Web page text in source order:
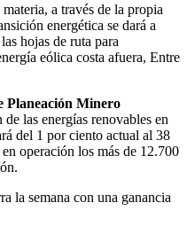
a través de la propia
energética se dará a
hojas de ruta para
eólica costa afuera, Entre
Planeación Minero
las energías renovables en
del 1 por ciento actual al 38
operación los más de 12.700
la semana con una ganancia